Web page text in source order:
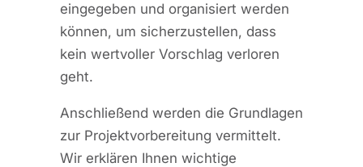
eingegeben und organisiert werden
können, um sicherzustellen, dass
kein wertvoller Vorschlag verloren
geht.
Anschließend werden die Grundlagen
zur Projektvorbereitung vermittelt.
Wir erklären Ihnen wichtige